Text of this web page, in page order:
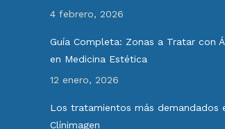
4 febrero, 2026
Guía Completa: Zonas a Tratar con
en Medicina Estética
12 enero, 2026
Los tratamientos más demandados
Clínimagen